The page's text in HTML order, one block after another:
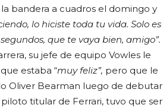
bandera a cuadros el domingo y
lo hiciste toda tu vida. Solo es
que te vaya bien, amigo”.
su jefe de equipo Vowles le
estaba “muy feliz”, pero que le
Oliver Bearman luego de debutar
titular de Ferrari, tuvo que ser